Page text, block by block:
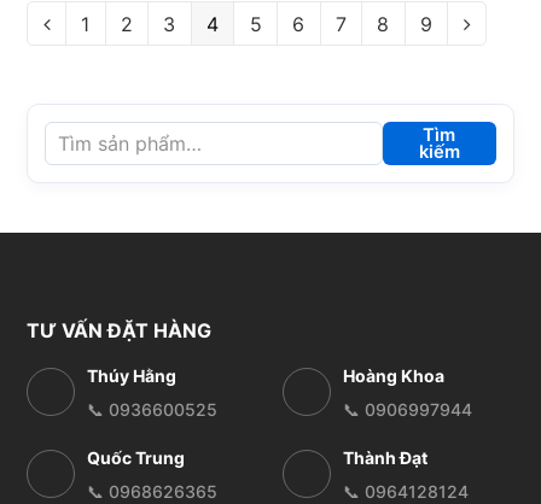
1 2 3 4 5 6 7 8 9
Tìm
kiếm
TƯ VẤN ĐẶT HÀNG
Thúy Hằng
📞 0936600525
Hoàng Khoa
📞 0906997944
Quốc Trung
📞 0968626365
Thành Đạt
📞 0964128124